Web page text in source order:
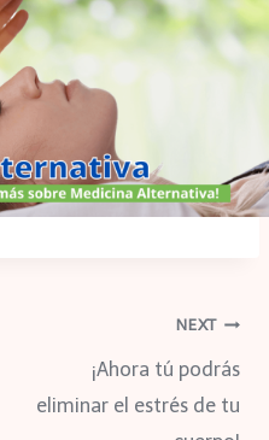
NEXT
¡Ahora tú podrás
eliminar el estrés de tu